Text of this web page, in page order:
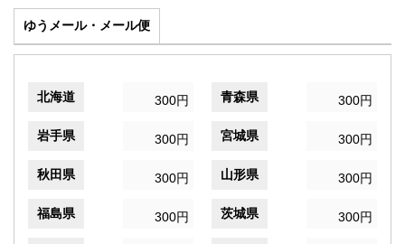
ゆうメール・メール便
北海道 300円 青森県 300円
岩手県 300円 宮城県 300円
秋田県 300円 山形県 300円
福島県 300円 茨城県 300円